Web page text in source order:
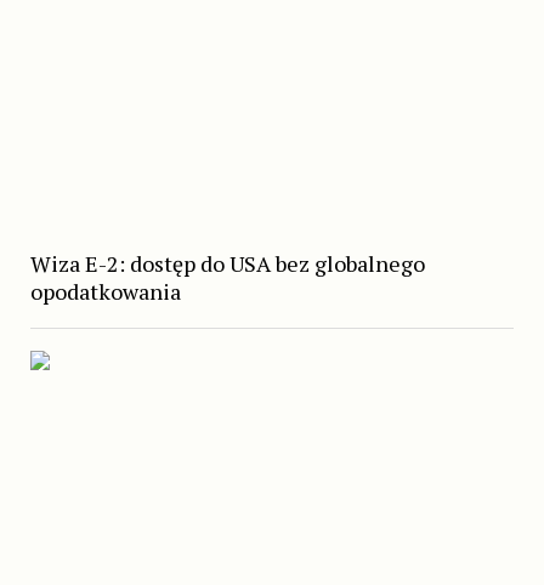
Wiza E-2: dostęp do USA bez globalnego
opodatkowania